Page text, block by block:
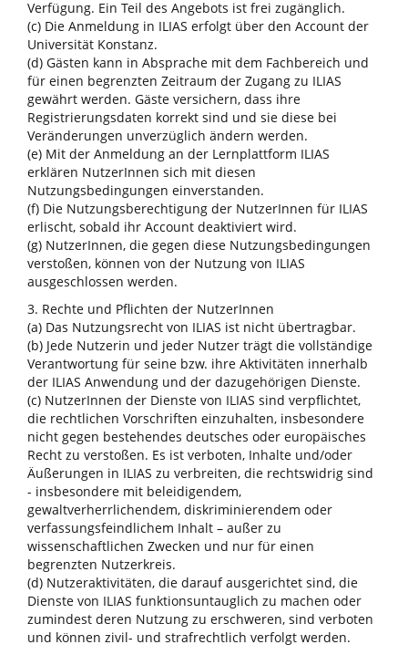
Verfügung. Ein Teil des Angebots ist frei zugänglich.
(c) Die Anmeldung in ILIAS erfolgt über den Account der
Universität Konstanz.
(d) Gästen kann in Absprache mit dem Fachbereich und
für einen begrenzten Zeitraum der Zugang zu ILIAS
gewährt werden. Gäste versichern, dass ihre
Registrierungsdaten korrekt sind und sie diese bei
Veränderungen unverzüglich ändern werden.
(e) Mit der Anmeldung an der Lernplattform ILIAS
erklären NutzerInnen sich mit diesen
Nutzungsbedingungen einverstanden.
(f) Die Nutzungsberechtigung der NutzerInnen für ILIAS
erlischt, sobald ihr Account deaktiviert wird.
(g) NutzerInnen, die gegen diese Nutzungsbedingungen
verstoßen, können von der Nutzung von ILIAS
ausgeschlossen werden.
3. Rechte und Pflichten der NutzerInnen
(a) Das Nutzungsrecht von ILIAS ist nicht übertragbar.
(b) Jede Nutzerin und jeder Nutzer trägt die vollständige
Verantwortung für seine bzw. ihre Aktivitäten innerhalb
der ILIAS Anwendung und der dazugehörigen Dienste.
(c) NutzerInnen der Dienste von ILIAS sind verpflichtet,
die rechtlichen Vorschriften einzuhalten, insbesondere
nicht gegen bestehendes deutsches oder europäisches
Recht zu verstoßen. Es ist verboten, Inhalte und/oder
Äußerungen in ILIAS zu verbreiten, die rechtswidrig sind
- insbesondere mit beleidigendem,
gewaltverherrlichendem, diskriminierendem oder
verfassungsfeindlichem Inhalt – außer zu
wissenschaftlichen Zwecken und nur für einen
begrenzten Nutzerkreis.
(d) Nutzeraktivitäten, die darauf ausgerichtet sind, die
Dienste von ILIAS funktionsuntauglich zu machen oder
zumindest deren Nutzung zu erschweren, sind verboten
und können zivil- und strafrechtlich verfolgt werden.